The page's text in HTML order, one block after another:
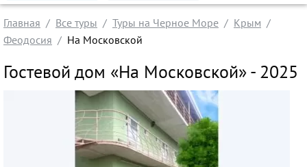
Заграничные экскурсии
Туры на Черное Море
Абхазия
Проезд без проживания
Вылеты из Нижнего Новгорода
Главная Все туры Туры на Черное Море
Крым
Феодосия
На Московской
Гостевой дом «На Московской» - 2025